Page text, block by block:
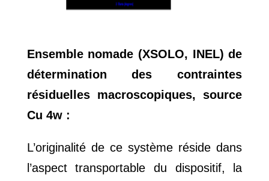
Ensemble nomade (XSOLO, INEL) de
détermination des contraintes
résiduelles macroscopiques, source
Cu 4w :
L’originalité de ce système réside dans
l’aspect transportable du dispositif, la